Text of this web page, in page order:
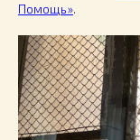
Помощь».